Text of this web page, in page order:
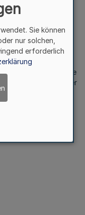
Lippe v. 24.11.2005
Westfalen-Lippe
des 29. November
2005
Sie können
nur solchen,
erforderlich